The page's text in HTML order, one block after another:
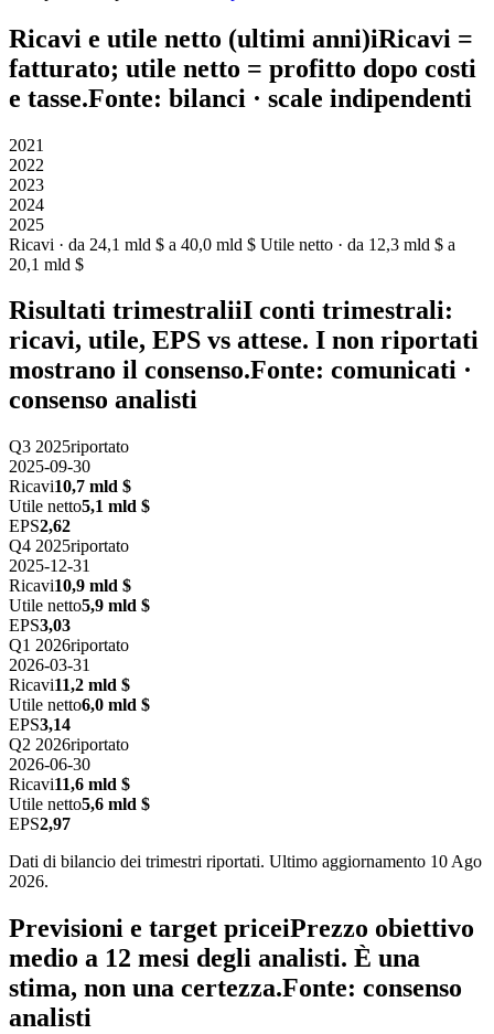
Ricavi e utile netto (ultimi anni)iRicavi =
fatturato; utile netto = profitto dopo costi
e tasse.Fonte: bilanci · scale indipendenti
2021
2022
2023
2024
2025
Ricavi · da 24,1 mld $ a 40,0 mld $ Utile netto · da 12,3 mld $ a
20,1 mld $
Risultati trimestraliiI conti trimestrali:
ricavi, utile, EPS vs attese. I non riportati
mostrano il consenso.Fonte: comunicati ·
consenso analisti
Q3 2025riportato
2025-09-30
Ricavi10,7 mld $
Utile netto5,1 mld $
EPS2,62
Q4 2025riportato
2025-12-31
Ricavi10,9 mld $
Utile netto5,9 mld $
EPS3,03
Q1 2026riportato
2026-03-31
Ricavi11,2 mld $
Utile netto6,0 mld $
EPS3,14
Q2 2026riportato
2026-06-30
Ricavi11,6 mld $
Utile netto5,6 mld $
EPS2,97
Dati di bilancio dei trimestri riportati. Ultimo aggiornamento 10 Ago
2026.
Previsioni e target priceiPrezzo obiettivo
medio a 12 mesi degli analisti. È una
stima, non una certezza.Fonte: consenso
analisti